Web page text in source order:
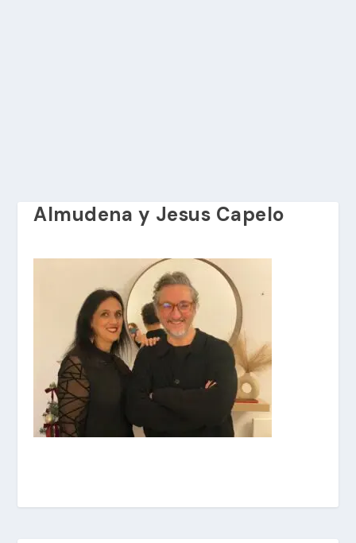
Almudena y Jesus Capelo